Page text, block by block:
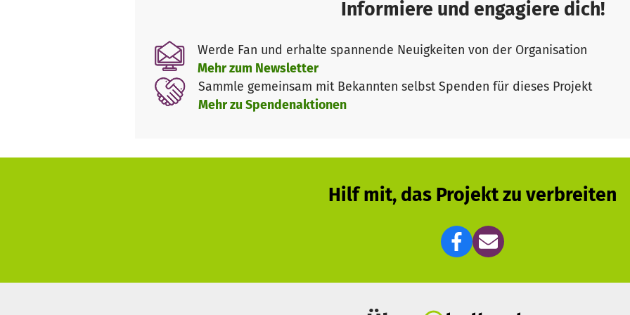
Getreu unserem Jugendwerks-Motto aus Psalm 31,9: „Du stellst meine Füße auf weiten
Raum in diesen schwierigen Zeiten und darüber hinaus für Kinder und Jugendliche
Wir wollen in unserem Jugendwerk die vielfältigen Aufgaben unbedingt beibehalten.
Informiere und engagiere dich!
Werde Fan und erhalte spannende Neuigkeiten von der Organisation
Mehr zum Newsletter
Sammle gemeinsam mit Bekannten selbst Spenden für dieses Projekt
Mehr zu Spendenaktionen
Hilf mit, das Projekt zu verbreiten